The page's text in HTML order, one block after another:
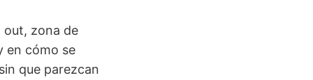
out, zona de
en cómo se
que parezcan